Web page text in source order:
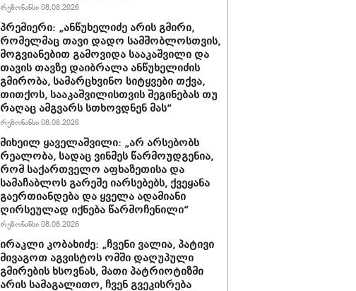
რეზონანსი 08.08.2026
პრემიერი: „ანწუხელიძე არის გმირი,
რომელმაც თავი დადო სამშობლოსთვის,
მოგვიანებით გამოვიდა სააკაშვილი და
თავის თავზე დაიბრალა ანწუხელიძის
გმირობა, სამარცხვინო სიტყვები თქვა,
თითქოს, სააკაშვილისთვის შეგინებას თუ
რაღაც ამგვარს სთხოვდნენ მას“
რეზონანსი 08.08.2026
მიხეილ ყაველაშვილი: „არ არსებობს
რეალობა, სადაც ვინმეს წარმოუდგენია,
რომ საქართველო აფხაზეთისა და
სამაჩაბლოს გარეშე იარსებებს, ქვეყანა
გაერთიანდება და ყველა ადამიანი
ღირსეულად იქნება წარმოჩენილი“
რეზონანსი 08.08.2026
ირაკლი კობახიძე: „ჩვენი ვალია, პატივი
მივაგოთ აგვისტოს ომში დაღუპული
გმირების ხსოვნას, მათი პატრიოტიზმი
არის სამაგალითო, ჩვენ გვეკისრება